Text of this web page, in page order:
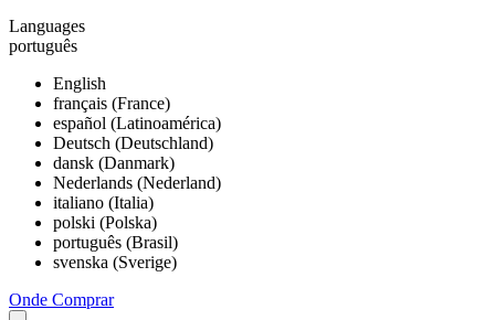
Languages
português
English
français (France)
español (Latinoamérica)
Deutsch (Deutschland)
dansk (Danmark)
Nederlands (Nederland)
italiano (Italia)
polski (Polska)
português (Brasil)
svenska (Sverige)
Onde Comprar